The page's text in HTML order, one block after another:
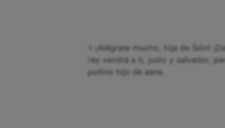
¡Alégrate mucho, hija de Sión!
rey vendrá a ti, justo y salvador,
pollino hijo de asna.